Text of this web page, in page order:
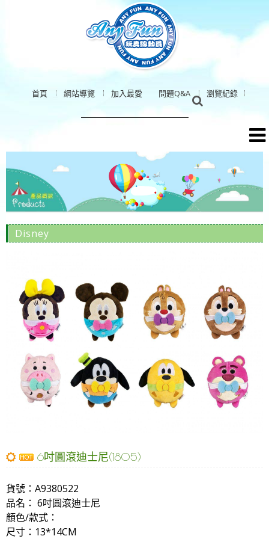
首頁 網站導覽 加入最愛 問題Q&A 瀏覽紀錄
Disney
6吋圓滾迪士尼(1805)
貨號： A9380522
品名： 6吋圓滾迪士尼
顏色/款式：
尺寸：13*14CM